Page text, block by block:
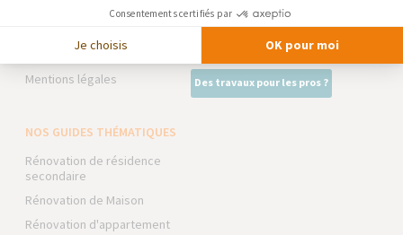
Foire aux Questions
Conditions générales
d’intervention
Mentions légales
Expert Bricolage
Intégrer notre réseau
Des travaux pour les pros ?
NOS GUIDES THÉMATIQUES
Rénovation de résidence
secondaire
Rénovation de Maison
Rénovation d'appartement
Consentements certifiés par
Je choisis OK pour moi